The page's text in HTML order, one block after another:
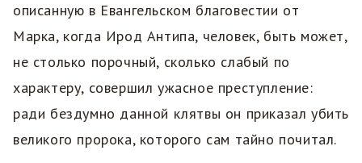
описанную в Евангельском благовестии от
Марка, когда Ирод Антипа, человек, быть может,
не столько порочный, сколько слабый по
характеру, совершил ужасное преступление:
ради бездумно данной клятвы он приказал убить
великого пророка, которого сам тайно почитал.